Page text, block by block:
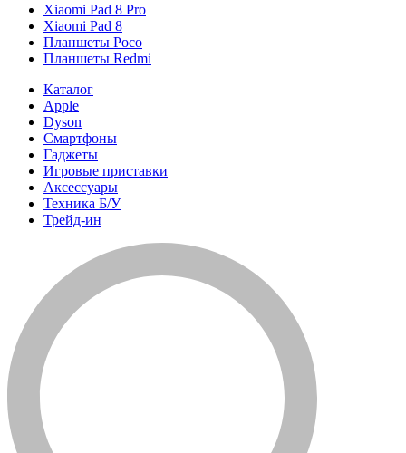
Xiaomi Pad 8 Pro
Xiaomi Pad 8
Планшеты Poco
Планшеты Redmi
Каталог
Apple
Dyson
Смартфоны
Гаджеты
Игровые приставки
Аксессуары
Техника Б/У
Трейд-ин